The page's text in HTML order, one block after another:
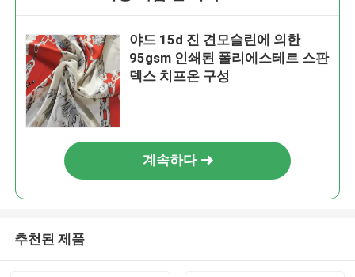
야드 15d 진 견모슬린에 의한
95gsm 인쇄된 폴리에스테르 스판
덱스 치프온 구성
계속하다
추천된 제품